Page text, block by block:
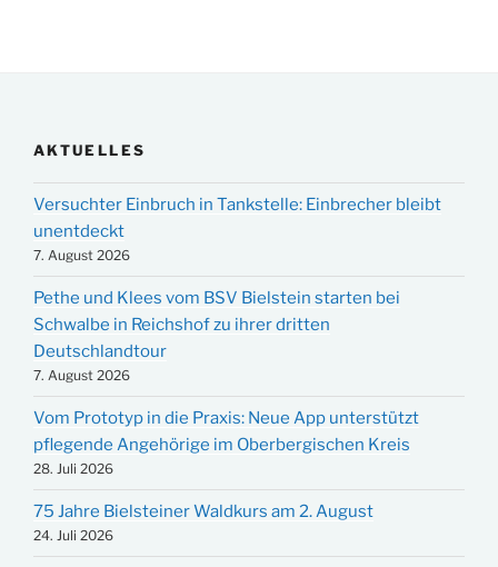
AKTUELLES
Versuchter Einbruch in Tankstelle: Einbrecher bleibt
unentdeckt
7. August 2026
Pethe und Klees vom BSV Bielstein starten bei
Schwalbe in Reichshof zu ihrer dritten
Deutschlandtour
7. August 2026
Vom Prototyp in die Praxis: Neue App unterstützt
pflegende Angehörige im Oberbergischen Kreis
28. Juli 2026
75 Jahre Bielsteiner Waldkurs am 2. August
24. Juli 2026